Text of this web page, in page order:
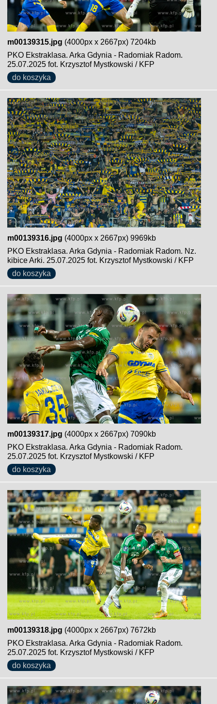
m00139315.jpg (4000px x 2667px) 7204kb
PKO Ekstraklasa. Arka Gdynia - Radomiak Radom.
25.07.2025 fot. Krzysztof Mystkowski / KFP
do koszyka
m00139316.jpg (4000px x 2667px) 9969kb
PKO Ekstraklasa. Arka Gdynia - Radomiak Radom. Nz.
kibice Arki. 25.07.2025 fot. Krzysztof Mystkowski / KFP
do koszyka
m00139317.jpg (4000px x 2667px) 7090kb
PKO Ekstraklasa. Arka Gdynia - Radomiak Radom.
25.07.2025 fot. Krzysztof Mystkowski / KFP
do koszyka
m00139318.jpg (4000px x 2667px) 7672kb
PKO Ekstraklasa. Arka Gdynia - Radomiak Radom.
25.07.2025 fot. Krzysztof Mystkowski / KFP
do koszyka